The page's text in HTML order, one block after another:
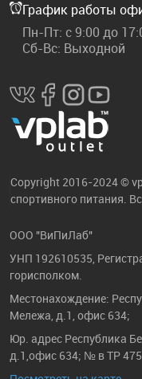
График работы
Пн-Пт: с 9:00 до
Сб-Вс: Выходной
Copyright 2016-2024 ©
спортивного питания.
ООО "ВиПиЛаб"
УНП 192610535,
горисполком.
Местонахождение:
Мележа, д.1, офис 634;
Юр. адрес Республика
д.1,офис 634; № в ТР